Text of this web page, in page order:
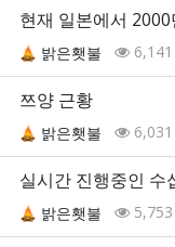
현재 일본에서
밝은횃불 6,141
쯔양 근황
밝은횃불 6,031
실시간 진행중인 수
밝은횃불 5,753